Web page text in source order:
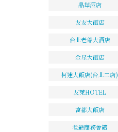
晶華酒店
友友大飯店
台北老爺大酒店
金星大飯店
柯達大飯店(台北二店)
友萊HOTEL
富都大飯店
老爺商務會館